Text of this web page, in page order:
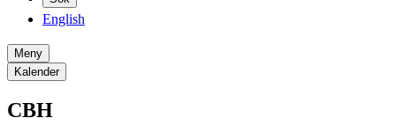
English
Meny
Kalender
CBH